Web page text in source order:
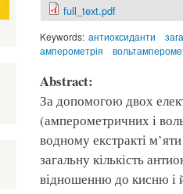
full_text.pdf
Keywords: антиоксиданти
амперометрія
Abstract:
За допомогою двох
(амперометричних і
водному екстракті
загальну кількість
відношенню до кисню і